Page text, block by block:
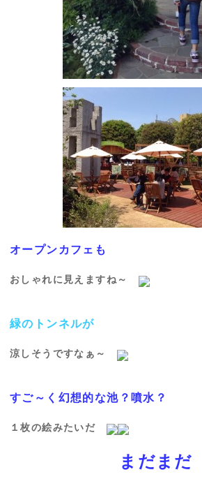
オープンカフェも
おしゃれに見えますね～
緑のトンネルが
涼しそうですなぁ～
すご～く幻想的な池？噴水？
１枚の絵みたいだ
まだまだ